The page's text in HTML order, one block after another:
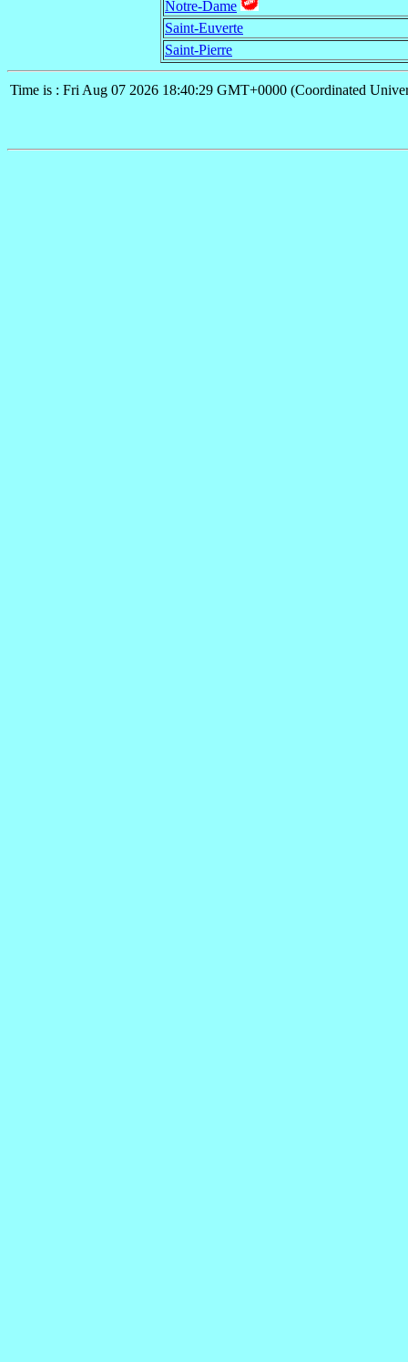
Notre-Dame
Saint-Euverte
Saint-Pierre
Time is : Fri Aug 07 2026 18:40:29 GMT+0000 (Coordinated